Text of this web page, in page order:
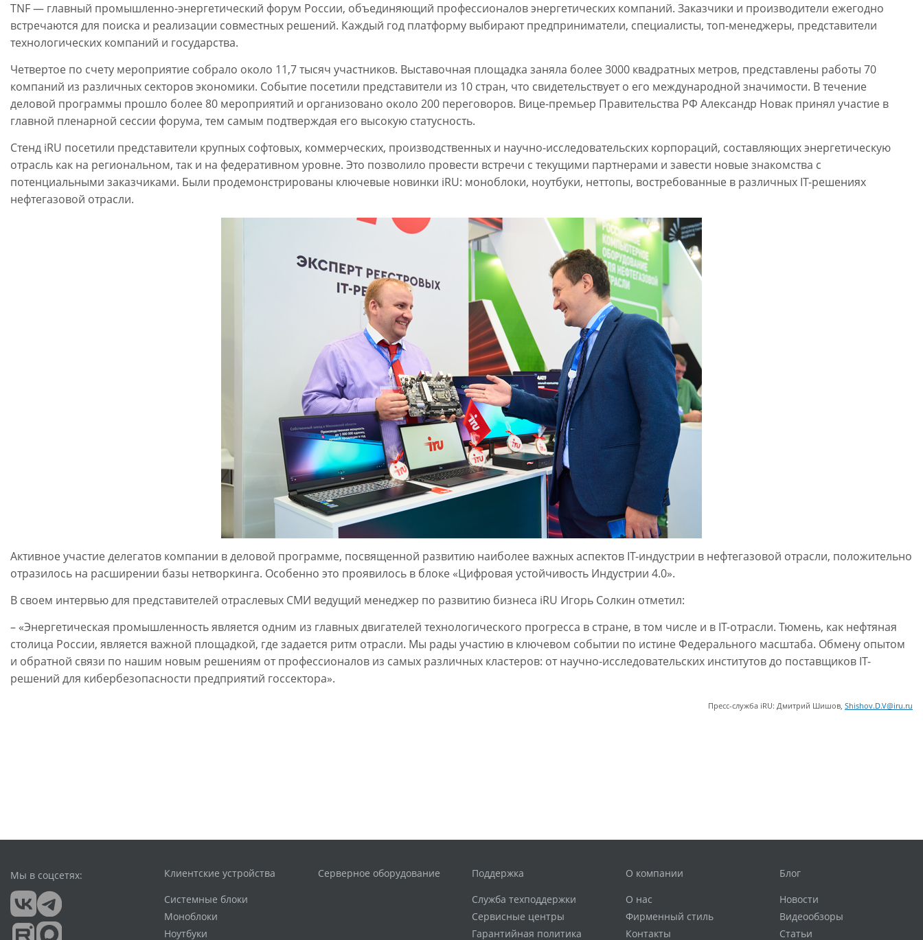
TNF — главный промышленно-энергетический форум России, объединяющий профессионалов энергетических компаний. Заказчики и производители ежегодно
встречаются для поиска и реализации совместных решений. Каждый год платформу выбирают предприниматели, специалисты, топ-менеджеры, представители
технологических компаний и государства.
Четвертое по счету мероприятие собрало около 11,7 тысяч участников. Выставочная площадка заняла более 3000 квадратных метров, представлены работы 70
компаний из различных секторов экономики. Событие посетили представители из 10 стран, что свидетельствует о его международной значимости. В течение
деловой программы прошло более 80 мероприятий и организовано около 200 переговоров. Вице-премьер Правительства РФ Александр Новак принял участие в
главной пленарной сессии форума, тем самым подтверждая его высокую статусность.
Стенд iRU посетили представители крупных софтовых, коммерческих, производственных и научно-исследовательских корпораций, составляющих энергетическую
отрасль как на региональном, так и на федеративном уровне. Это позволило провести встречи с текущими партнерами и завести новые знакомства с
потенциальными заказчиками. Были продемонстрированы ключевые новинки iRU: моноблоки, ноутбуки, неттопы, востребованные в различных IT-решениях
нефтегазовой отрасли.
Активное участие делегатов компании в деловой программе, посвященной развитию наиболее важных аспектов IT-индустрии в нефтегазовой отрасли, положительно
отразилось на расширении базы нетворкинга. Особенно это проявилось в блоке «Цифровая устойчивость Индустрии 4.0».
В своем интервью для представителей отраслевых СМИ ведущий менеджер по развитию бизнеса iRU Игорь Солкин отметил:
– «Энергетическая промышленность является одним из главных двигателей технологического прогресса в стране, в том числе и в IT-отрасли. Тюмень, как нефтяная
столица России, является важной площадкой, где задается ритм отрасли. Мы рады участию в ключевом событии по истине Федерального масштаба. Обмену опытом
и обратной связи по нашим новым решениям от профессионалов из самых различных кластеров: от научно-исследовательских институтов до поставщиков IT-
решений для кибербезопасности предприятий госсектора».
Пресс-служба iRU: Дмитрий Шишов, Shishov.D.V@iru.ru
Мы в соцсетях:
Клиентские устройства
Системные блоки
Моноблоки
Ноутбуки
Серверное оборудование
Поддержка
Служба техподдержки
Сервисные центры
Гарантийная политика
О компании
О нас
Фирменный стиль
Контакты
Блог
Новости
Видеообзоры
Статьи